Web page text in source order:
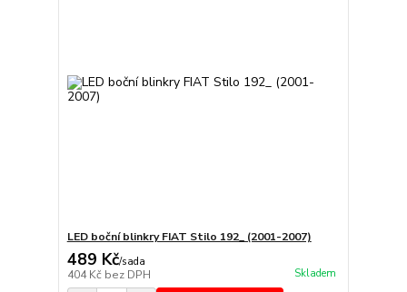
LED boční blinkry FIAT Stilo 192_ (2001-2007)
489 Kč/sada
404 Kč bez DPH Skladem